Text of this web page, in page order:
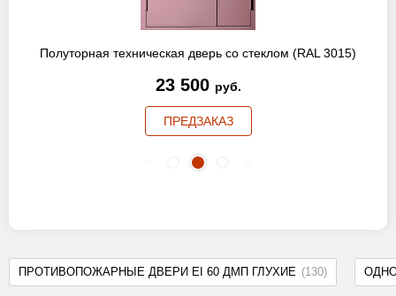
ПРОТИВОПОЖАРНЫЕ ДВЕРИ EI 60 ДМП ГЛУХИЕ (130)
Полуторная техническая дверь со стеклом (RAL 3015)
23 500 руб.
ПРЕДЗАКАЗ